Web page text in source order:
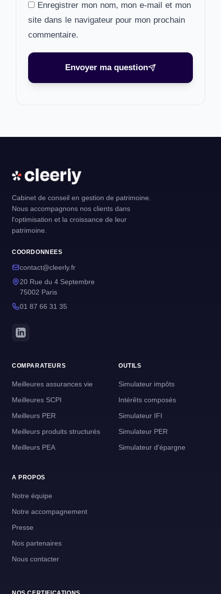
Enregistrer mon nom, mon e-mail et mon
site dans le navigateur pour mon prochain
commentaire.
Envoyer ma question
Cabinet de conseil en gestion de patrimoine.
Nous accompagnons nos clients dans
l'optimisation et la croissance de leur
patrimoine.
COORDONNEES
contact@cleerly.fr
20 Rue du 4 Septembre
75002 Paris
01 87 66 31 35
COMPARATEURS
Meilleures assurances vie
Meilleures SCPI
Meilleurs PER
Meilleurs produits structurés
Meilleurs PEA
OUTILS
Simulateur impôts
Intérêts composés
Simulateur IFI
Simulateur PER
Simulateur d'épargne
A PROPOS
Notre équipe
Notre accompagnement
Presse
Nos partenaires
Nous contacter